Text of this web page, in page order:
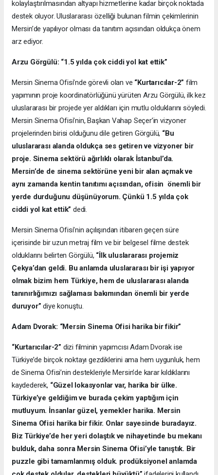
kolaylaştırılmasından altyapı hizmetlerine kadar birçok noktada
destek oluyor. Uluslararası özelliği bulunan filmin çekimlerinin
Mersin’de yapılıyor olması da tanıtım açısından oldukça önem
arz ediyor.
Arzu Görgülü: “1.5 yılda çok ciddi yol kat ettik”
Mersin Sinema Ofisi’nde görevli olan ve “Kurtarıcılar-2” film
yapımının proje koordinatörlüğünü yürüten Arzu Görgülü, ilk kez
uluslararası bir projede yer aldıkları için mutlu olduklarını söyledi.
Mersin Sinema Ofisi’nin, Başkan Vahap Seçer’in vizyoner
projelerinden birisi olduğunu dile getiren Görgülü, “Bu
uluslararası alanda oldukça ses getiren ve vizyoner bir
proje. Sinema sektörü ağırlıklı olarak İstanbul’da.
Mersin’de de sinema sektörüne yeni bir alan açmak ve
aynı zamanda kentin tanıtımı açısından, ofisin önemli bir
yerde durduğunu düşünüyorum. Çünkü 1.5 yılda çok
ciddi yol kat ettik” dedi.
Mersin Sinema Ofisi’nin açılışından itibaren geçen süre
içerisinde bir uzun metraj film ve bir belgesel filme destek
olduklarını belirten Görgülü, “İlk uluslararası projemiz
Çekya’dan geldi. Bu anlamda uluslararası bir işi yapıyor
olmak bizim hem Türkiye, hem de uluslararası alanda
tanınırlığımızı sağlaması bakımından önemli bir yerde
duruyor”diye konuştu.
Adam Dvorak: “Mersin Sinema Ofisi harika bir fikir”
“Kurtarıcılar-2” dizi filminin yapımcısı Adam Dvorak ise
Türkiye’de birçok noktayı gezdiklerini ama hem uygunluk, hem
de Sinema Ofisi’nin destekleriyle Mersin’de karar kıldıklarını
kaydederek, “Güzel lokasyonlar var, harika bir ülke.
Türkiye’ye geldiğim ve burada çekim yaptığım için
mutluyum. İnsanlar güzel, yemekler harika. Mersin
Sinema Ofisi harika bir fikir. Onlar sayesinde buradayız.
Biz Türkiye’de her yeri dolaştık ve nihayetinde bu mekanı
bulduk, daha sonra Mersin Sinema Ofisi’yle tanıştık. Bir
puzzle gibi tamamlanmış olduk. prodüksiyonel anlamda